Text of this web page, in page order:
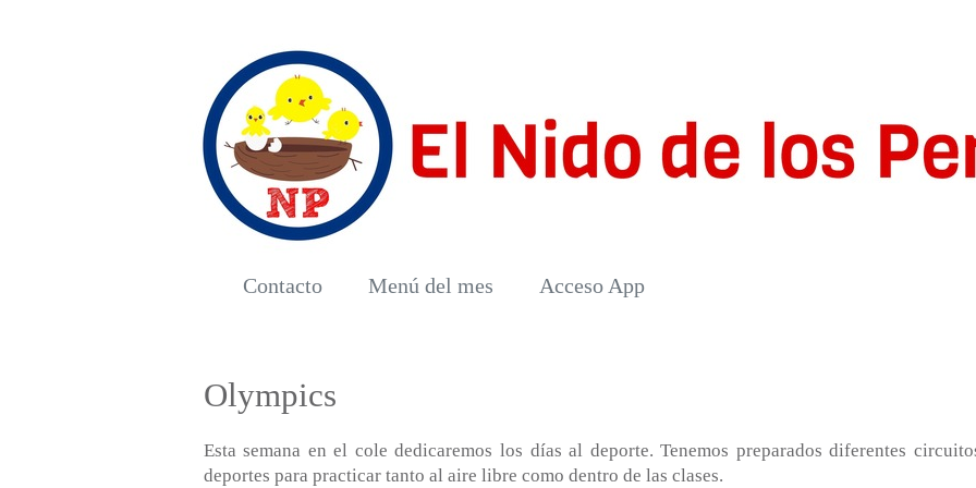
Contacto Menú del mes Acceso App
Olympics
Esta semana en el cole dedicaremos los días al deporte. Tenemos preparados diferentes
deportes para practicar tanto al aire libre como dentro de las clases.